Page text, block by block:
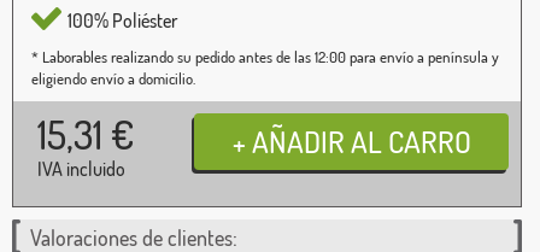
100% Poliéster
* Laborables realizando su pedido antes de las 12:00 para envío a península y
eligiendo envío a domicilio.
15,31 €
IVA incluido
Valoraciones de clientes: